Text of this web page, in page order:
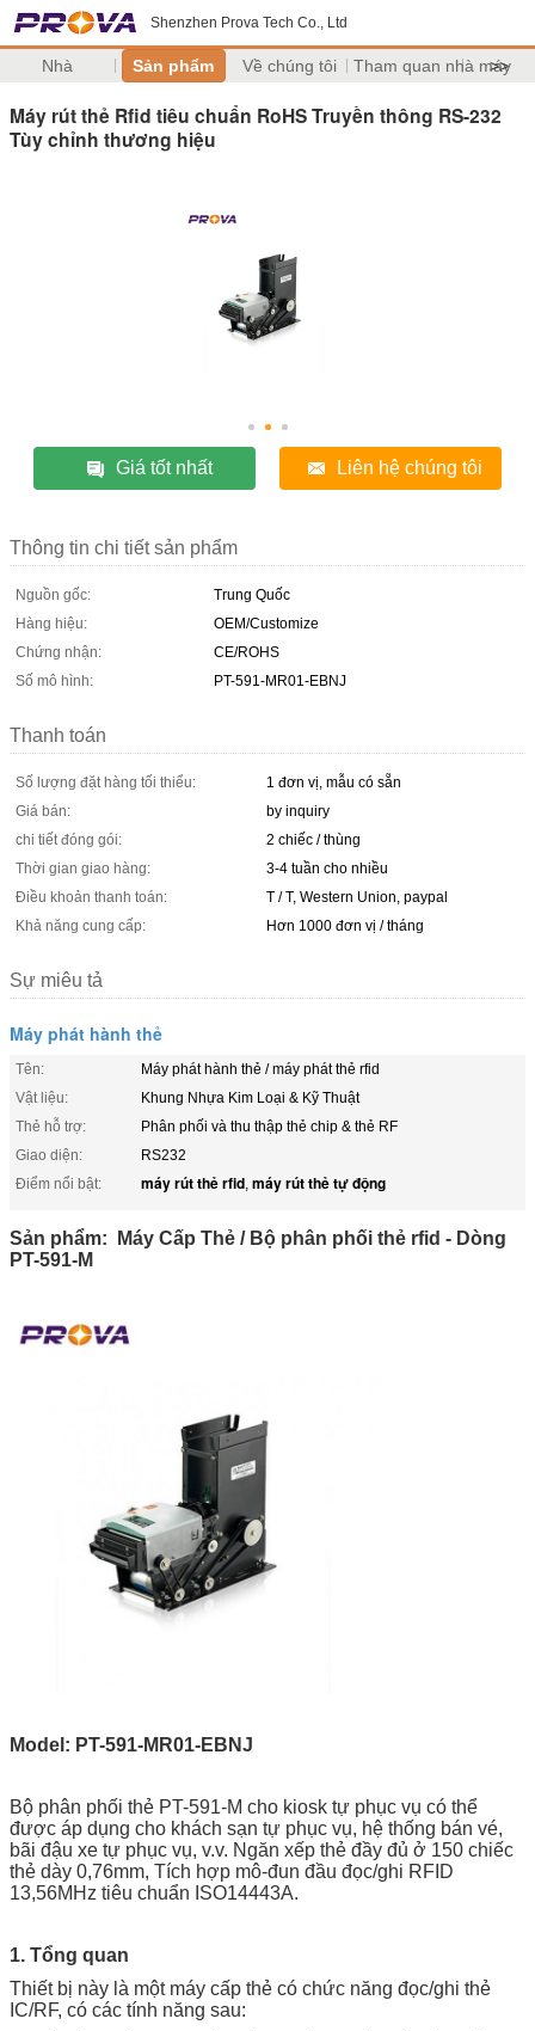
Shenzhen Prova Tech Co., Ltd
Nhà Sản phẩm Về chúng tôi Tham quan nhà máy
>>
Máy rút thẻ Rfid tiêu chuẩn RoHS Truyền thông RS-232
Tùy chỉnh thương hiệu
Giá tốt nhất Liên hệ chúng tôi
Thông tin chi tiết sản phẩm
Nguồn gốc:
Trung Quốc
Hàng hiệu:
OEM/Customize
Chứng nhận:
CE/ROHS
Số mô hình:
PT-591-MR01-EBNJ
Thanh toán
Số lượng đặt hàng tối thiểu:
1 đơn vị, mẫu có sẵn
Giá bán:
by inquiry
chi tiết đóng gói:
2 chiếc / thùng
Thời gian giao hàng:
3-4 tuần cho nhiều
Điều khoản thanh toán:
T / T, Western Union, paypal
Khả năng cung cấp:
Hơn 1000 đơn vị / tháng
Sự miêu tả
Máy phát hành thẻ
Tên:
Máy phát hành thẻ / máy phát thẻ rfid
Vật liệu:
Khung Nhựa Kim Loại & Kỹ Thuật
Thẻ hỗ trợ:
Phân phối và thu thập thẻ chip & thẻ RF
Giao diện:
RS232
Điểm nổi bật:
máy rút thẻ rfid, máy rút thẻ tự động
Sản phẩm: Máy Cấp Thẻ / Bộ phân phối thẻ rfid - Dòng
PT-591-M
Model: PT-591-MR01-EBNJ
Bộ phân phối thẻ PT-591-M cho kiosk tự phục vụ có thể
được áp dụng cho khách sạn tự phục vụ, hệ thống bán vé,
bãi đậu xe tự phục vụ, v.v. Ngăn xếp thẻ đầy đủ ở 150 chiếc
thẻ dày 0,76mm, Tích hợp mô-đun đầu đọc/ghi RFID
13,56MHz tiêu chuẩn ISO14443A.
1. Tổng quan
Thiết bị này là một máy cấp thẻ có chức năng đọc/ghi thẻ
IC/RF, có các tính năng sau: